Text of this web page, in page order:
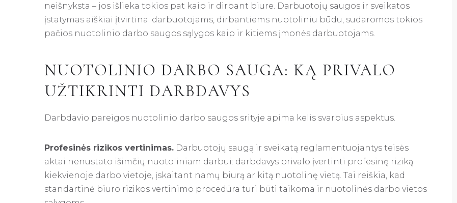
neišnyksta – jos išlieka tokios pat kaip ir dirbant biure. Darbuotojų saugos ir sveikatos
įstatymas aiškiai įtvirtina: darbuotojams, dirbantiems nuotoliniu būdu, sudaromos tokios
pačios nuotolinio darbo saugos sąlygos kaip ir kitiems įmonės darbuotojams.
NUOTOLINIO DARBO SAUGA: KĄ PRIVALO
UŽTIKRINTI DARBDAVYS
Darbdavio pareigos nuotolinio darbo saugos srityje apima kelis svarbius aspektus.
Profesinės rizikos vertinimas. Darbuotojų saugą ir sveikatą reglamentuojantys teisės
aktai nenustato išimčių nuotoliniam darbui: darbdavys privalo įvertinti profesinę riziką
kiekvienoje darbo vietoje, įskaitant namų biurą ar kitą nuotolinę vietą. Tai reiškia, kad
standartinė biuro rizikos vertinimo procedūra turi būti taikoma ir nuotolinės darbo vietos